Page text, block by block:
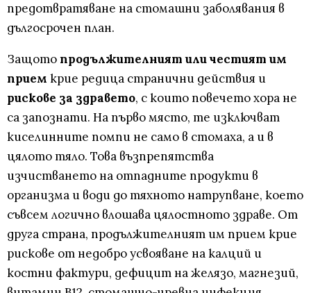
предотвратяване на стомашни заболявания в
дългосрочен план.
Защотопродължителният или честият им
прием крие редица странични действия и
рискове за здравето, с които повечето хора не
са запознати. На първо място, те изключват
киселинните помпи не само в стомаха, а и в
цялото тяло. Това възпрепятства
изчистването на отпадните продукти в
организма и води до тяхното натрупване, което
съвсем логично влошава цялостното здраве. От
друга страна, продължителният им прием крие
рискове от недобро усвояване на калций и
костни фактури, дефицит на желязо, магнезий,